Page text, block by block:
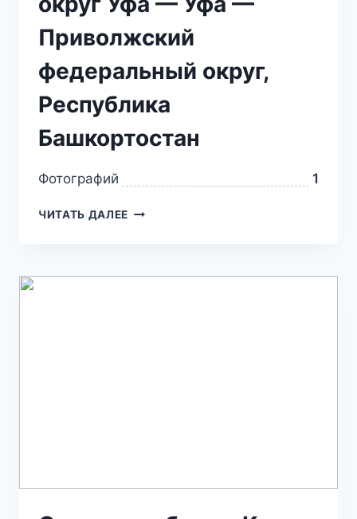
Приволжский
федеральный округ,
Республика
Башкортостан
Фотографий 1
ЧИТАТЬ ДАЛЕЕ